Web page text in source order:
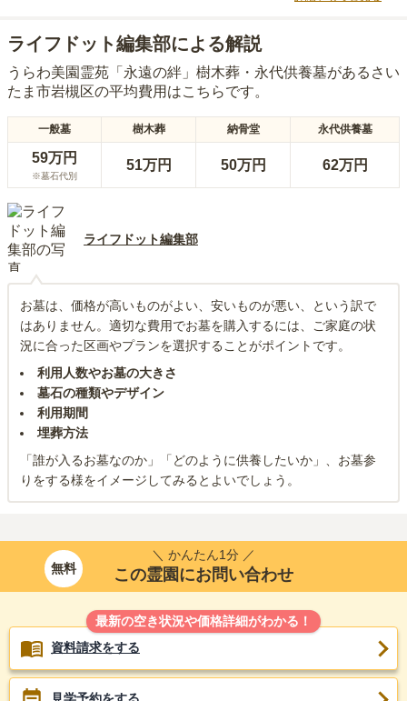
ライフドット編集部による解説
うらわ美園霊苑「永遠の絆」樹木葬・永代供養墓がある さい
たま市岩槻区の平均費用はこちらです。
一般墓 樹木葬 納骨堂 永代供養墓
59万円
※墓石代別
51万円 50万円 62万円
ライフドット編集部
お墓は、価格が高いものがよい、安いものが悪い、という訳で
はありません。適切な費用でお墓を購入するには、ご家庭の状
況に合った区画やプランを選択することがポイントです。
利用人数やお墓の大きさ
墓石の種類やデザイン
利用期間
埋葬方法
「誰が入るお墓なのか」「どのように供養したいか」、お墓参
りをする様をイメージしてみるとよいでしょう。
無料
＼ かんたん1分 ／
この霊園にお問い合わせ
最新の空き状況や価格詳細がわかる！
資料請求をする